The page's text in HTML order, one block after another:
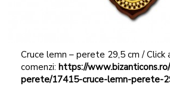
Cruce lemn – perete 29,5 cm / Click
comenzi: https://
perete/17415-cruce-lemn-perete-